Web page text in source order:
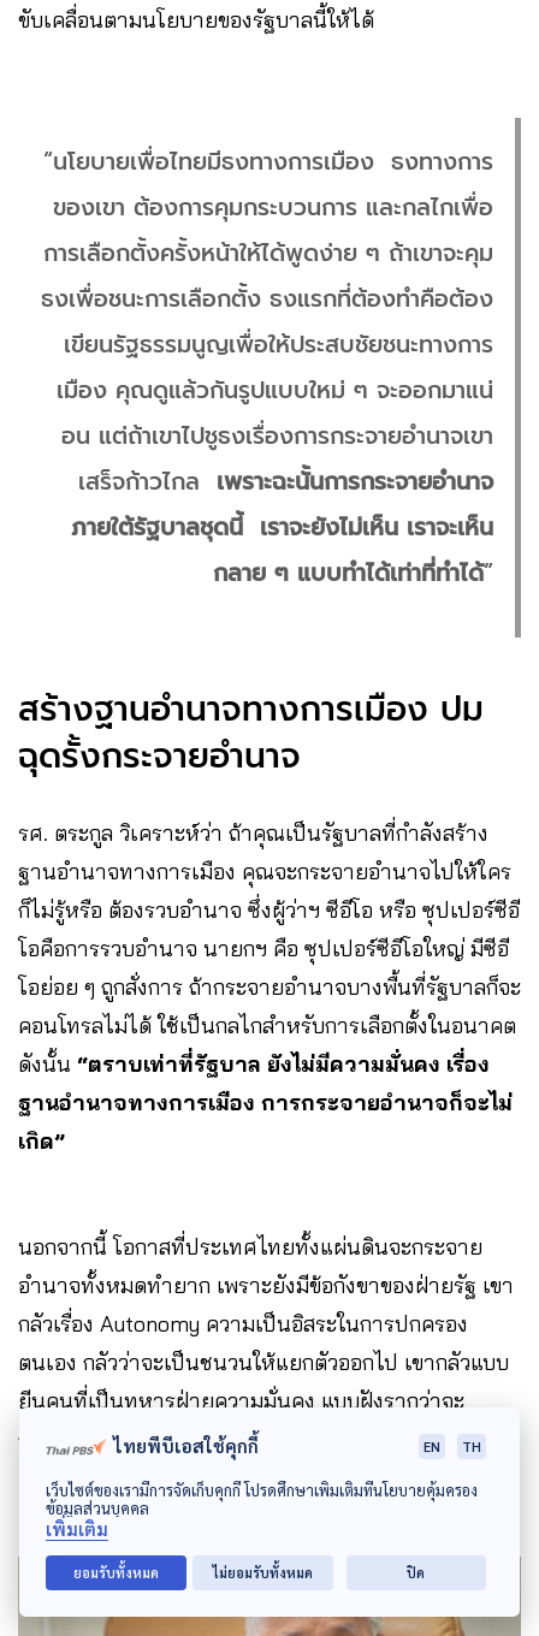
ขับเคลื่อนตามนโยบายของรัฐบาลนี้ให้ได้
“นโยบายเพื่อไทยมีธงทางการเมือง ธงทางการ
ของเขา ต้องการคุมกระบวนการ และกลไกเพื่อ
การเลือกตั้งครั้งหน้าให้ได้พูดง่าย ๆ ถ้าเขาจะคุม
ธงเพื่อชนะการเลือกตั้ง ธงแรกที่ต้องทำคือต้อง
เขียนรัฐธรรมนูญเพื่อให้ประสบชัยชนะทางการ
เมือง คุณดูแล้วกันรูปแบบใหม่ ๆ จะออกมาแน่
อน แต่ถ้าเขาไปชูธงเรื่องการกระจายอำนาจเขา
เสร็จก้าวไกล เพราะฉะนั้นการกระจายอำนาจ
ภายใต้รัฐบาลชุดนี้ เราจะยังไม่เห็น เราจะเห็น
กลาย ๆ แบบทำได้เท่าที่ทำได้”
สร้างฐานอำนาจทางการเมือง ปม
ฉุดรั้งกระจายอำนาจ
รศ. ตระกูล วิเคราะห์ว่า ถ้าคุณเป็นรัฐบาลที่กำลังสร้าง
ฐานอำนาจทางการเมือง คุณจะกระจายอำนาจไปให้ใคร
ก็ไม่รู้หรือ ต้องรวบอำนาจ ซึ่งผู้ว่าฯ ซีอีโอ หรือ ซุปเปอร์ซีอี
โอคือการรวบอำนาจ นายกฯ คือ ซุปเปอร์ซีอีโอใหญ่ มีซีอี
โอย่อย ๆ ถูกสั่งการ ถ้ากระจายอำนาจบางพื้นที่รัฐบาลก็จะ
คอนโทรลไม่ได้ ใช้เป็นกลไกสำหรับการเลือกตั้งในอนาคต
ดังนั้น “ตราบเท่าที่รัฐบาล ยังไม่มีความมั่นคง เรื่อง
ฐานอำนาจทางการเมือง การกระจายอำนาจก็จะไม่
เกิด”
นอกจากนี้ โอกาสที่ประเทศไทยทั้งแผ่นดินจะกระจาย
อำนาจทั้งหมดทำยาก เพราะยังมีข้อกังขาของฝ่ายรัฐ เขา
กลัวเรื่อง Autonomy ความเป็นอิสระในการปกครอง
ตนเอง กลัวว่าจะเป็นชนวนให้แยกตัวออกไป เขากลัวแบบ
ยีนคนที่เป็นทหารฝ่ายความมั่นคง แบบฝังรากว่าจะ
กระทบกับความมั่นคง
ไทยพีบีเอสใช้คุกกี้ EN TH
เว็บไซต์ของเรามีการจัดเก็บคุกกี้ โปรดศึกษาเพิ่มเติมที่นโยบายคุ้มครอง
ข้อมูลส่วนบุคคล
เพิ่มเติม
ยอมรับทั้งหมด ไม่ยอมรับทั้งหมด ปิด